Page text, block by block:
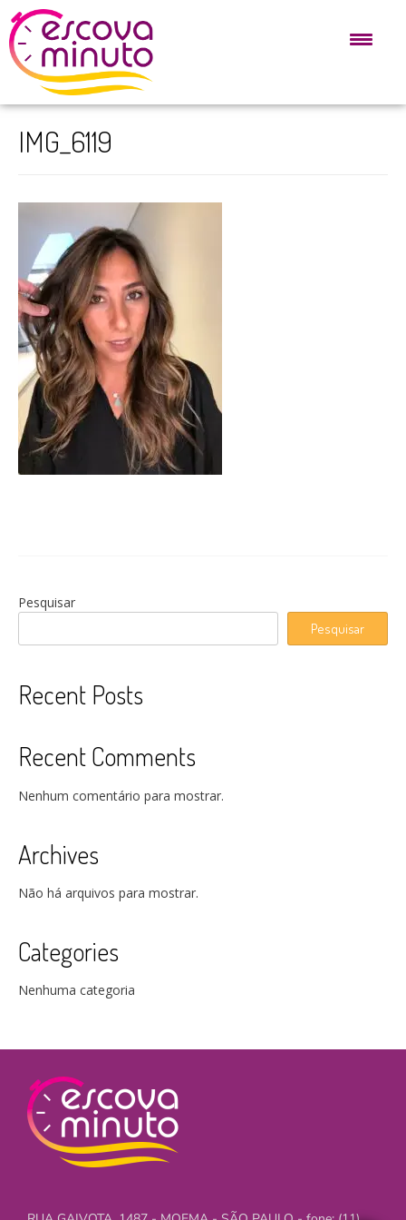
IMG_6119
Pesquisar
Pesquisar
Recent Posts
Recent Comments
Nenhum comentário para mostrar.
Archives
Não há arquivos para mostrar.
Categories
Nenhuma categoria